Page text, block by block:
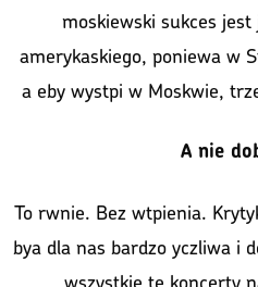
moskiewski sukces
amerykaskiego, poniewa w
a eby wystpi w Moskwie,
A nie
To rwnie. Bez wtpienia.
bya dla nas bardzo yczliwa i
wszystkie te koncerty